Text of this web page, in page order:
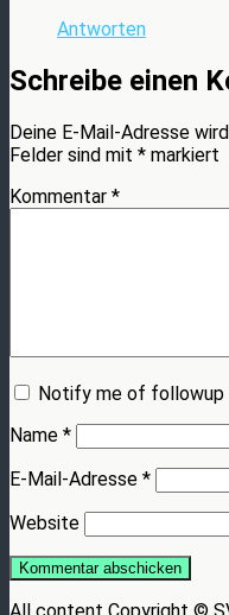
Antworten
Schreibe einen
Deine E-Mail-Adresse
Felder sind mit * markiert
Kommentar *
Notify me of followup
Name *
E-Mail-Adresse *
Website
All content Copyright ©